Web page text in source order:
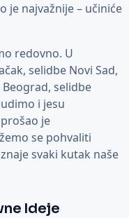
je najvažnije – učiniće
redovno. U
selidbe Novi Sad,
selidbe
i jesu
je
se pohvaliti
svaki kutak naše
Ideje